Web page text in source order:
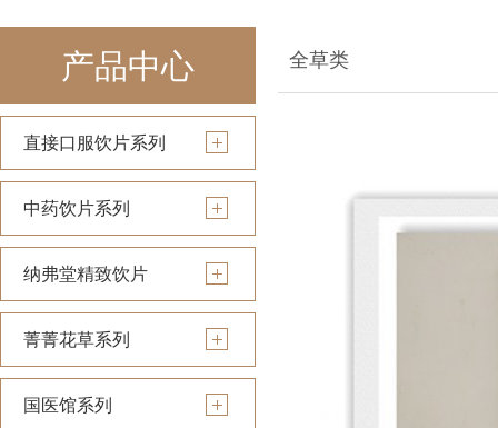
产品中心
直接口服饮片系列
中药饮片系列
纳弗堂精致饮片
菁菁花草系列
国医馆系列
全草类